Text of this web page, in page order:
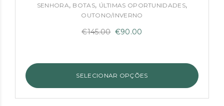
SENHORA, BOTAS, ÚLTIMAS OPORTUNIDADES,
OUTONO/INVERNO
€145.00 O
€145.00.
€90.00
SELECIONAR OPÇÕES